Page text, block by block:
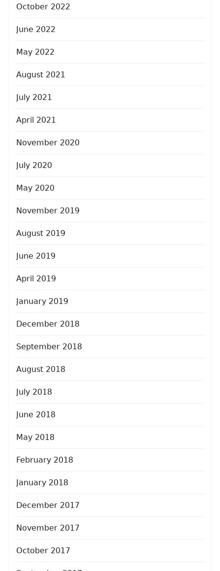
October 2022
June 2022
May 2022
August 2021
July 2021
April 2021
November 2020
July 2020
May 2020
November 2019
August 2019
June 2019
April 2019
January 2019
December 2018
September 2018
August 2018
July 2018
June 2018
May 2018
February 2018
January 2018
December 2017
November 2017
October 2017